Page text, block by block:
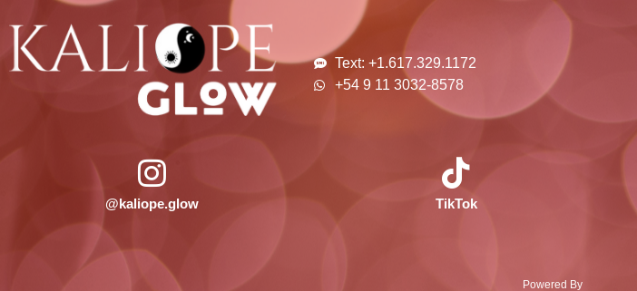
Text: +1.617.329.1172
+54 9 11 3032-8578
@kaliope.glow TikTok
Powered By